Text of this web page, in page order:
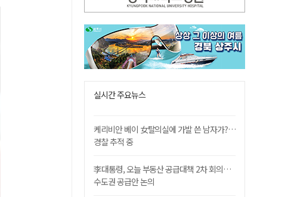
실시간 주요뉴스
케리비안 베이 女탈의실에 가발 쓴 남자가?…
경찰 추적 중
李대통령, 오늘 부동산 공급대책 2차 회의…
수도권 공급안 논의